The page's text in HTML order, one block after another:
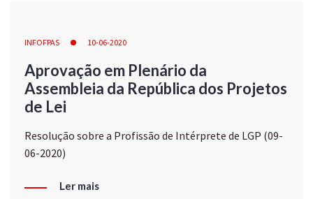
INFOFPAS 10-06-2020
Aprovação em Plenário da
Assembleia da República dos Projetos
de Lei
Resolução sobre a Profissão de Intérprete de LGP (09-
06-2020)
Ler mais